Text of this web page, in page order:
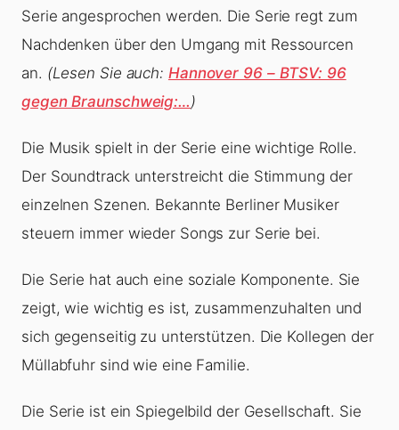
Serie angesprochen werden. Die Serie regt zum
Nachdenken über den Umgang mit Ressourcen
an. (Lesen Sie auch: Hannover 96 – BTSV: 96
gegen Braunschweig:…)
Die Musik spielt in der Serie eine wichtige Rolle.
Der Soundtrack unterstreicht die Stimmung der
einzelnen Szenen. Bekannte Berliner Musiker
steuern immer wieder Songs zur Serie bei.
Die Serie hat auch eine soziale Komponente. Sie
zeigt, wie wichtig es ist, zusammenzuhalten und
sich gegenseitig zu unterstützen. Die Kollegen der
Müllabfuhr sind wie eine Familie.
Die Serie ist ein Spiegelbild der Gesellschaft. Sie